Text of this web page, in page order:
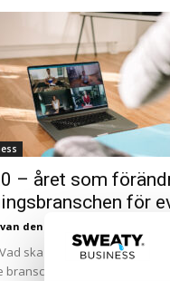
– året som
för
den Brink
ska man säga? På mindre
branschen förändras som